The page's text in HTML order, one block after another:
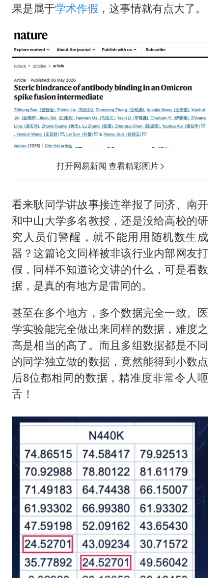
果是属于学术作假 ，这事情就有点大了。
打开网易新闻 查看精彩图片
看来耿同学讲故事接连举报了同济、南开
和中山大学多名教授，还是没给高校的研
究人员们警醒，就不能用用随机数生成
器？这篇论文同样被非该行业内部网友打
假，同样不知道论文讲的什么，可是看数
据，是真的有地方是雷同的。
甚至在多个地方，多个数据完全一致。医
学实验能完全做出来同样的数据，难度之
高是相当的高了。而且多组数据都是不同
的同学独立做的数据，竟然能得到小数点
后8位都相同的数据，精准度非常令人咂
舌！